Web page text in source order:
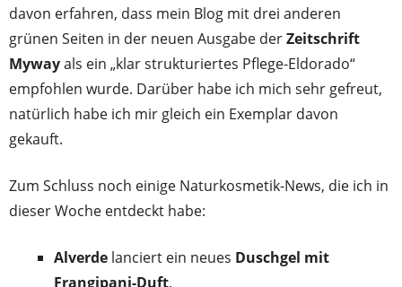
davon erfahren, dass mein Blog mit drei anderen
grünen Seiten in der neuen Ausgabe derZeitschrift
Mywayals ein „klar strukturiertes Pflege-Eldorado“
empfohlen wurde. Darüber habe ich mich sehr gefreut,
natürlich habe ich mir gleich ein Exemplar davon
gekauft.
Zum Schluss noch einige Naturkosmetik-News, die ich in
dieser Woche entdeckt habe:
Alverde lanciert ein neues Duschgel mit
Frangipani-Duft.